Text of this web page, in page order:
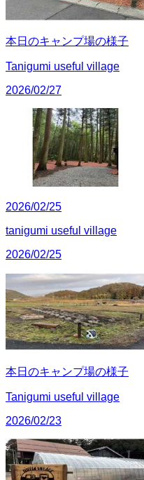
本日のキャンプ場の様子
Tanigumi useful village
2026/02/27
2026/02/25
tanigumi useful village
2026/02/25
本日のキャンプ場の様子
Tanigumi useful village
2026/02/23